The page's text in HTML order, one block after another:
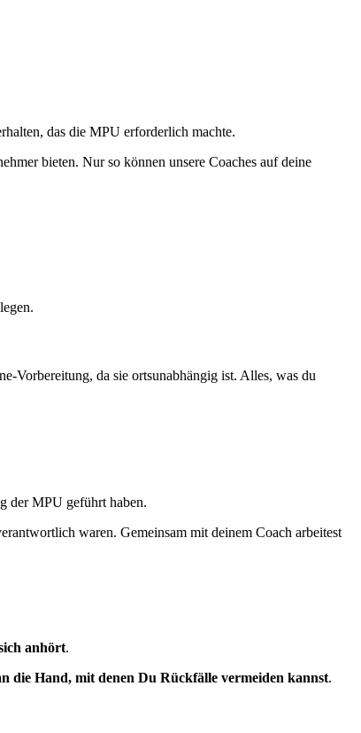
das die MPU erforderlich machte.
bieten. Nur so können unsere Coaches auf deine
Vorbereitung, da sie ortsunabhängig ist. Alles, was du
der MPU geführt haben.
waren. Gemeinsam mit deinem Coach arbeitest
anhört.
die Hand, mit denen Du Rückfälle vermeiden kannst.